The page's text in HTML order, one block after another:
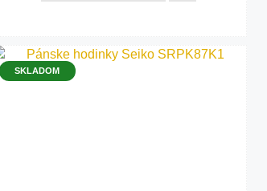
SKLADOM